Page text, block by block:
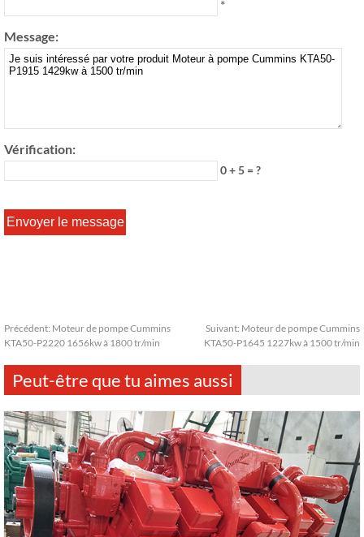
*
Message:
Vérification:
0 + 5 = ?
Précédent: Moteur de pompe Cummins
KTA50-P2220 1656kw à 1800 tr/min
Suivant: Moteur de pompe Cummins
KTA50-P1645 1227kw à 1500 tr/min
Peut-être que tu aimes aussi